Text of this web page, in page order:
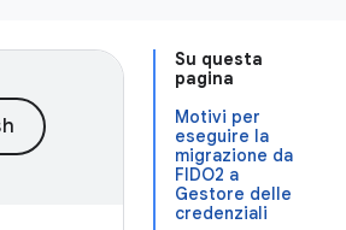
Su questa
pagina
Motivi per
eseguire la
migrazione da
FIDO2 a
Gestore delle
credenziali